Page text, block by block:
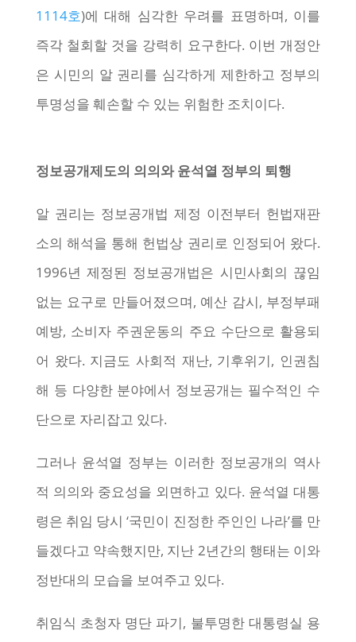
1114호)에 대해 심각한 우려를 표명하며, 이를
즉각 철회할 것을 강력히 요구한다. 이번 개정안
은 시민의 알 권리를 심각하게 제한하고 정부의
투명성을 훼손할 수 있는 위험한 조치이다.
정보공개제도의 의의와 윤석열 정부의 퇴행
알 권리는 정보공개법 제정 이전부터 헌법재판
소의 해석을 통해 헌법상 권리로 인정되어 왔다.
1996년 제정된 정보공개법은 시민사회의 끊임
없는 요구로 만들어졌으며, 예산 감시, 부정부패
예방, 소비자 주권운동의 주요 수단으로 활용되
어 왔다. 지금도 사회적 재난, 기후위기, 인권침
해 등 다양한 분야에서 정보공개는 필수적인 수
단으로 자리잡고 있다.
그러나 윤석열 정부는 이러한 정보공개의 역사
적 의의와 중요성을 외면하고 있다. 윤석열 대통
령은 취임 당시 ‘국민이 진정한 주인인 나라’를 만
들겠다고 약속했지만, 지난 2년간의 행태는 이와
정반대의 모습을 보여주고 있다.
취임식 초청자 명단 파기, 불투명한 대통령실 용